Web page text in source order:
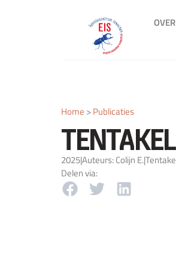
Home >Publicaties
2025|Auteurs: Colijn E.|
Delen via: